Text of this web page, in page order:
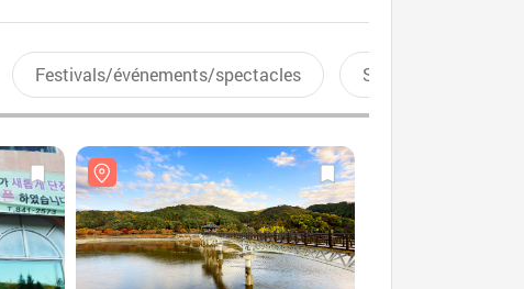
Festivals/événements/spectacles Sports aquatiques